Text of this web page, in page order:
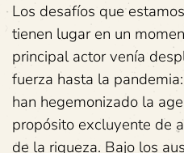
Los desafíos que
tienen lugar en un
principal actor venía
fuerza hasta la
han hegemonizado la
propósito excluyente de
de la riqueza. Bajo los